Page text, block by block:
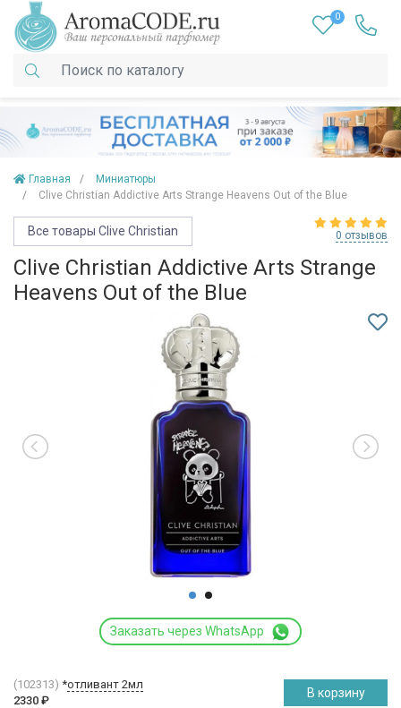
0
Главная
Миниатюры
Clive Christian Addictive Arts Strange Heavens Out of the Blue
Все товары Clive Christian 0 отзывов
Clive Christian Addictive Arts Strange
Heavens Out of the Blue
Заказать через WhatsApp
(102313) *отливант 2мл
2330 ₽
В корзину